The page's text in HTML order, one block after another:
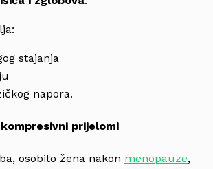
stajanja
napora.
prijelomi
osobito žena nakon menopauze,